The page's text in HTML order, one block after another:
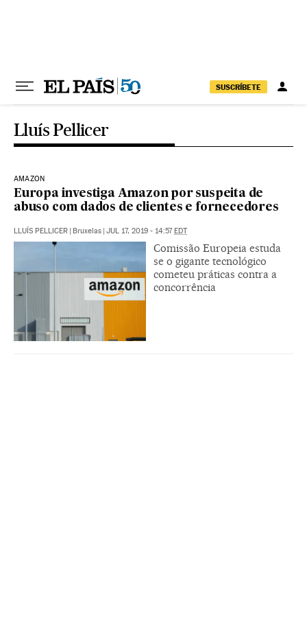
SUSCRÍBETE
Lluís Pellicer
AMAZON
Europa investiga Amazon por suspeita de
abuso com dados de clientes e fornecedores
LLUÍS PELLICER | Bruxelas | JUL 17, 2019 - 14:57EDT
Comissão Europeia estuda
se o gigante tecnológico
cometeu práticas contra a
concorrência